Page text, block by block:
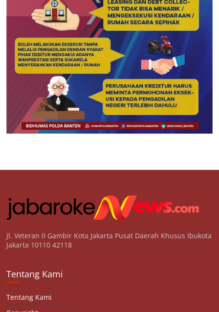
Jl. Veteran II Gambir Kota Jakarta Pusat Daerah Khusus Ibukota
Jakarta 10110 42118
Tentang Kami
Tentang Kami